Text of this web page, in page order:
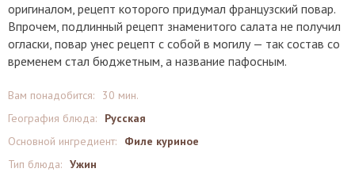
оригиналом, рецепт которого придумал французский повар.
Впрочем, подлинный рецепт знаменитого салата не получил
огласки, повар унес рецепт с собой в могилу — так состав со
временем стал бюджетным, а название пафосным.
Вам понадобится:
30 мин.
География блюда:
Русская
Основной ингредиент:
Филе куриное
Тип блюда: Ужин